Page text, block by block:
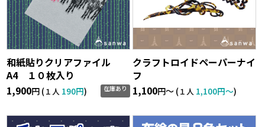
和紙貼りクリアファイル
A4 １０枚入り
1,900円 (１人 190円) 在庫あり
クラフトロイドペーパーナイ
フ
1,100円〜 (１人 1,100円〜)